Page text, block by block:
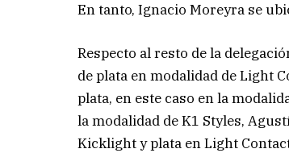
En tanto, Ignacio Moreyra se
Respecto al resto de la
de plata en modalidad de Light
plata, en este caso en la
la modalidad de K1 Styles,
Kicklight y plata en Light